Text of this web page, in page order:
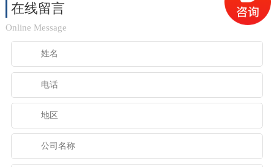
在线留言
Online Message